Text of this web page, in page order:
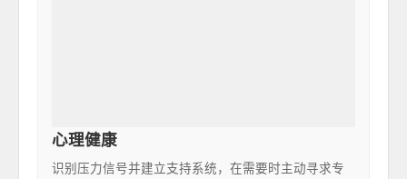
心理健康
识别压力信号并建立支持系统，在需要时主动寻求专